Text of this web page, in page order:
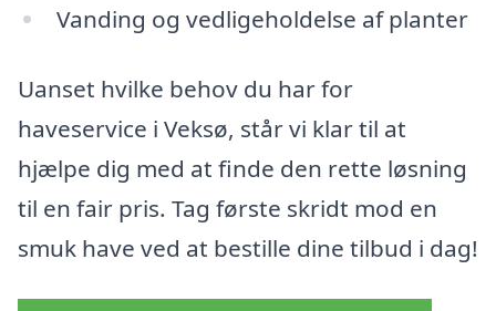
Vanding og vedligeholdelse af planter
Uanset hvilke behov du har for
haveservice i Veksø, står vi klar til at
hjælpe dig med at finde den rette løsning
til en fair pris. Tag første skridt mod en
smuk have ved at bestille dine tilbud i dag!